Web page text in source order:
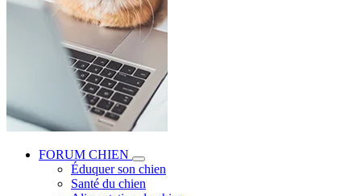
FORUM CHIEN
Éduquer son chien
Santé du chien